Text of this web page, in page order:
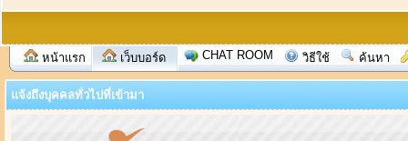
หน้าแรก เว็บบอร์ด CHAT ROOM วิธีใช้ ค้นหา
แจ้งถึงบุคคลทั่วไปที่เข้ามา